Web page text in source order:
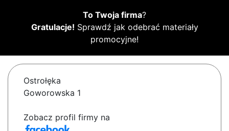
To Twoja firma?
Gratulacje! Sprawdź jak odebrać materiały
promocyjne!
Ostrołęka
Goworowska 1
Zobacz profil firmy na